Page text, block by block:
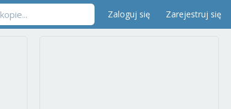
Zaloguj się Zarejestruj się